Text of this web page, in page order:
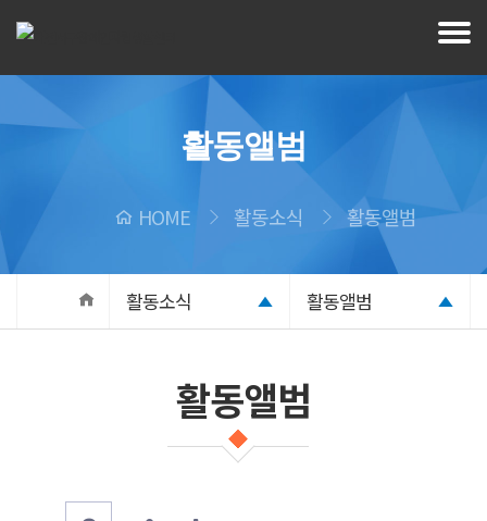
활동앨범
HOME 활동소식 활동앨범
활동소식 활동앨범
활동앨범